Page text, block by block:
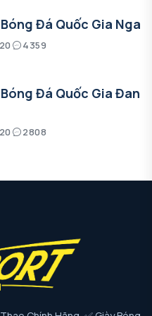
Đá Quốc Gia Nga
4359
Đá Quốc Gia Đan
2808